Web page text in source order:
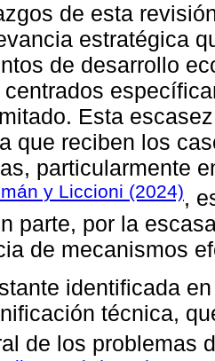
de esta
estratégica
de desarrollo
Esta
que reciben los
particularmente
y Liccioni (2024),
parte, por la
de mecanismos
identificada
técnica,
de los problemas